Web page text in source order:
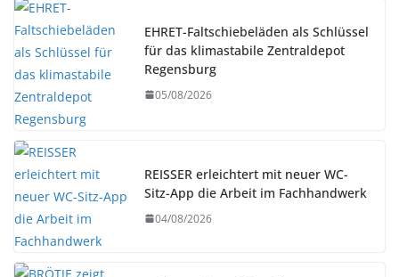
EHRET-Faltschiebeläden als Schlüssel
für das klimastabile Zentraldepot
Regensburg
05/08/2026
REISSER erleichtert mit neuer WC-
Sitz-App die Arbeit im Fachhandwerk
04/08/2026